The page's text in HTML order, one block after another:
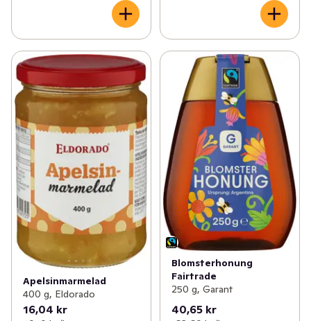
Apelsinmarmelad
400 g, Eldorado
16,04 kr
Blomsterhonung
Fairtrade
250 g, Garant
40,65 kr